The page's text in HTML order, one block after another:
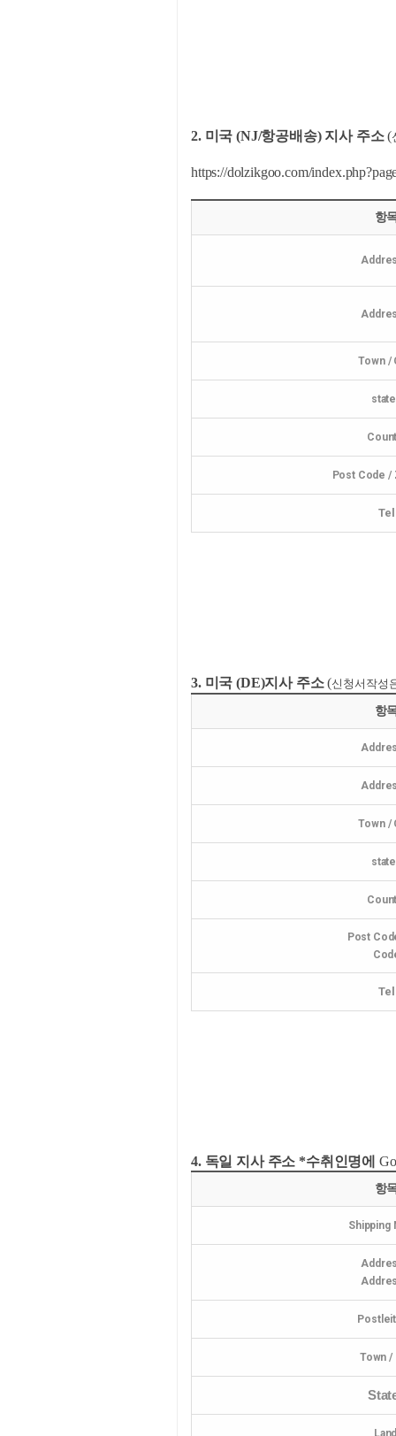
2. 미국 (NJ/항공배송) 지사 주소(
https://dolzikgoo.com/
항
Town /
Post Code /
Tel
3. 미국 (DE)지사 주소(신청서작성
항
Town /
Post
Tel
4. 독일 지사 주소 *수취인명에
항
Shipping
Town /